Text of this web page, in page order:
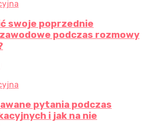
swoje poprzednie
podczas rozmowy
pytania podczas
i jak na nie